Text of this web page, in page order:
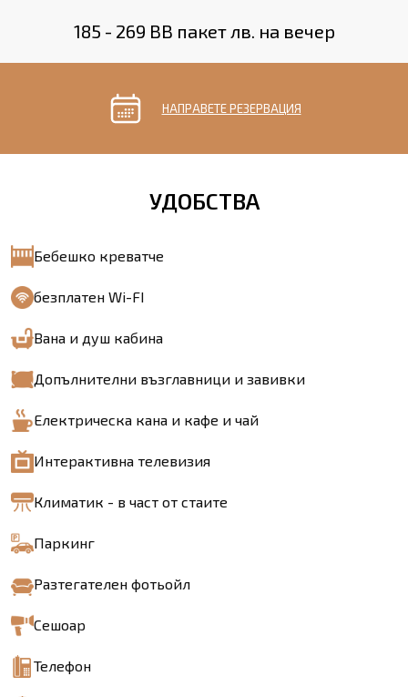
185 - 269 BB пакет лв. на вечер
НАПРАВЕТЕ РЕЗЕРВАЦИЯ
УДОБСТВА
Бебешко креватче
безплатен Wi-FI
Вана и душ кабина
Допълнителни възглавници и завивки
Електрическа кана и кафе и чай
Интерактивна телевизия
Климатик - в част от стаите
Паркинг
Разтегателен фотьойл
Сешоар
Телефон